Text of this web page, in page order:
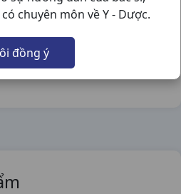
chuyên môn về Y - Dược.
đồng ý
- Gan - Mật - Thận,